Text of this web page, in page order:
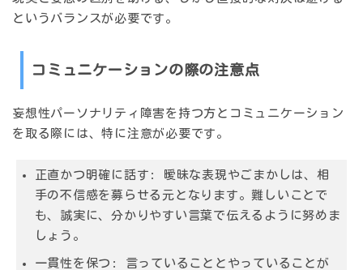
というバランスが必要です。
コミュニケーションの際の注意点
妄想性パーソナリティ障害を持つ方とコミュニケーション
を取る際には、特に注意が必要です。
正直かつ明確に話す: 曖昧な表現やごまかしは、相
手の不信感を募らせる元となります。難しいことで
も、誠実に、分かりやすい言葉で伝えるように努めま
しょう。
一貫性を保つ: 言っていることとやっていることが